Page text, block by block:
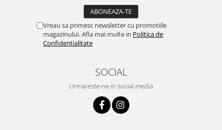
Vreau sa primesc newsletter cu promotiile
magazinului. Afla mai multe in Politica de
Confidentialitate
SOCIAL
Urmareste-ne in social media